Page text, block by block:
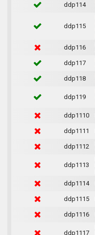
ddp114
ddp115
ddp116
ddp117
ddp118
ddp119
ddp1110
ddp1111
ddp1112
ddp1113
ddp1114
ddp1115
ddp1116
ddp1117